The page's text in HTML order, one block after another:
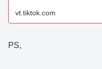
vt.tiktok.com
PS,